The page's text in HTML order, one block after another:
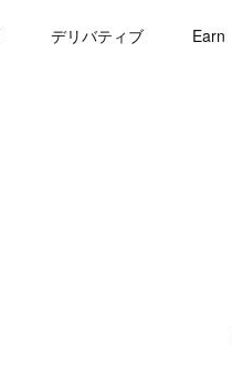
デリバティブ Earn